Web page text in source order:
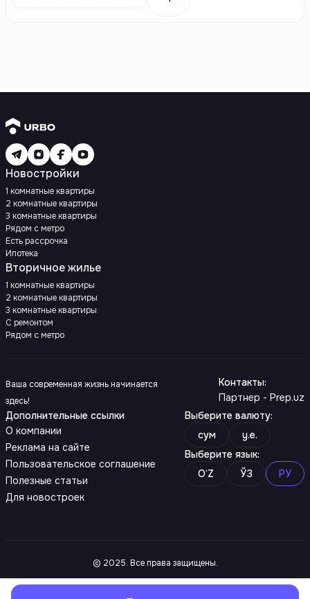
Новостройки
1 комнатные квартиры
2 комнатные квартиры
3 комнатные квартиры
Рядом с метро
Есть рассрочка
Ипотека
Вторичное жилье
1 комнатные квартиры
2 комнатные квартиры
3 комнатные квартиры
С ремонтом
Рядом с метро
Ваша современная жизнь начинается
здесь!
Контакты:
Партнер - Prep.uz
Дополнительные ссылки
О компании
Реклама на сайте
Пользовательское соглашение
Полезные статьи
Для новостроек
Выберите валюту:
сум
y.e.
Выберите язык:
O‘Z
ЎЗ РУ
© 2025. Все права защищены.